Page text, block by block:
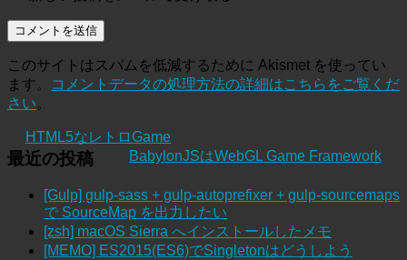
このサイトはスパムを低減するために Akismet を使ってい
ます。
コメントデータの処理方法の詳細はこちらをご覧くだ
さい。
HTML5なレトロGame
BabylonJSはWebGL Game Framework
最近の投稿
[Gulp] gulp-sass + gulp-autoprefixer + gulp-sourcemaps
で SourceMap を出力したい
[zsh] macOS Sierra へインストールしたメモ
[MEMO] ES2015(ES6)でSingletonはどうしよう